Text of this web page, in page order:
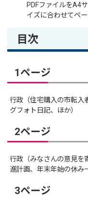
PDFファイルをA4
イズに合わせてペ
目次
1ページ
行政（住宅購入の市転入
グフォト日記、ほか）
2ページ
行政（みなさんの意見を
進計画、年末年始の休み
3ページ